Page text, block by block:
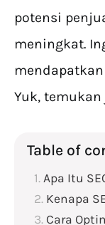
potensi
meningkat.
Yuk,
Table of
Apa Itu
Kenapa
Cara